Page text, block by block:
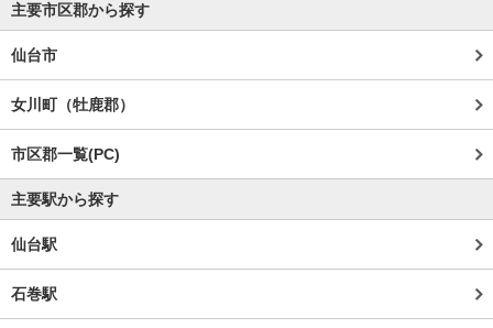
主要市区郡から探す
仙台市
女川町（牡鹿郡）
市区郡一覧(PC)
主要駅から探す
仙台駅
石巻駅